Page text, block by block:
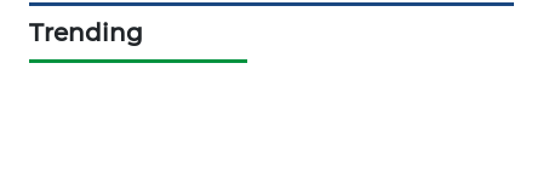
Trending
KONSUMEN